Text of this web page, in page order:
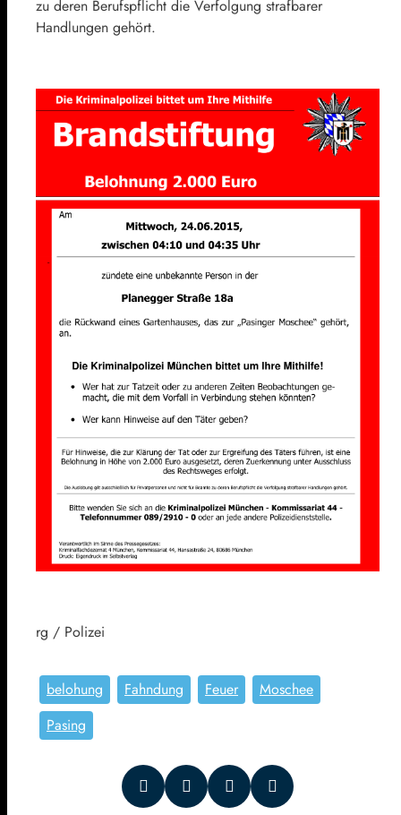
zu deren Berufspflicht die Verfolgung strafbarer
Handlungen gehört.
rg / Polizei
belohung Fahndung Feuer
Moschee
Pasing